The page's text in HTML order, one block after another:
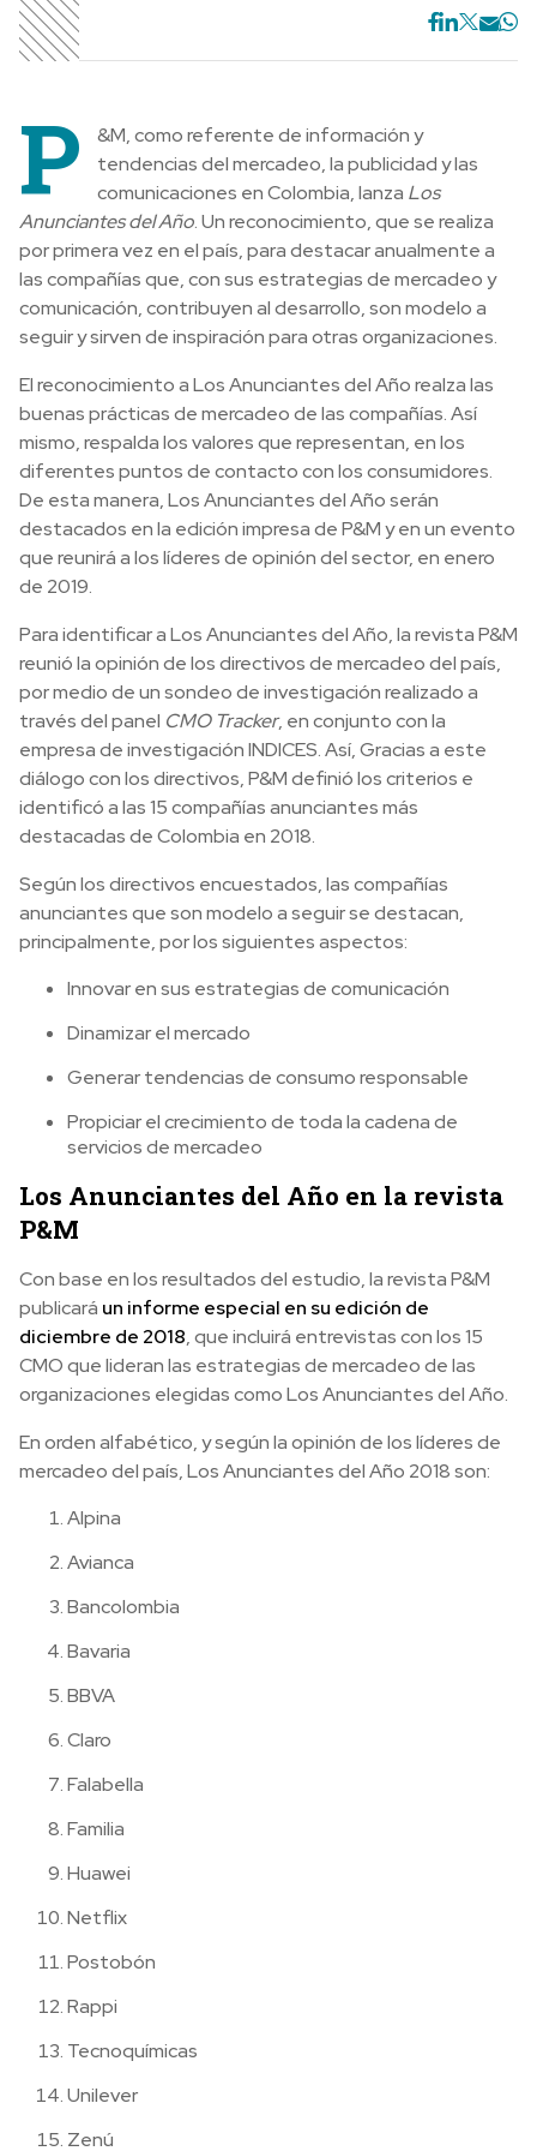
P
&M, como referente de información y
tendencias del mercadeo, la publicidad y las
comunicaciones en Colombia, lanza Los
Anunciantes del Año. Un reconocimiento, que se realiza
por primera vez en el país, para destacar anualmente a
las compañías que, con sus estrategias de mercadeo y
comunicación, contribuyen al desarrollo, son modelo a
seguir y sirven de inspiración para otras organizaciones.
El reconocimiento a Los Anunciantes del Año realza las
buenas prácticas de mercadeo de las compañías. Así
mismo, respalda los valores que representan, en los
diferentes puntos de contacto con los consumidores.
De esta manera, Los Anunciantes del Año serán
destacados en la edición impresa de P&M y en un evento
que reunirá a los líderes de opinión del sector, en enero
de 2019.
Para identificar a Los Anunciantes del Año, la revista P&M
reunió la opinión de los directivos de mercadeo del país,
por medio de un sondeo de investigación realizado a
través del panel CMO Tracker, en conjunto con la
empresa de investigación INDICES. Así, Gracias a este
diálogo con los directivos, P&M definió los criterios e
identificó a las 15 compañías anunciantes más
destacadas de Colombia en 2018.
Según los directivos encuestados, las compañías
anunciantes que son modelo a seguir se destacan,
principalmente, por los siguientes aspectos:
Innovar en sus estrategias de comunicación
Dinamizar el mercado
Generar tendencias de consumo responsable
Propiciar el crecimiento de toda la cadena de
servicios de mercadeo
Los Anunciantes del Año en la revista
P&M
Con base en los resultados del estudio, la revista P&M
publicará un informe especial en su edición de
diciembre de 2018, que incluirá entrevistas con los 15
CMO que lideran las estrategias de mercadeo de las
organizaciones elegidas como Los Anunciantes del Año.
En orden alfabético, y según la opinión de los líderes de
mercadeo del país, Los Anunciantes del Año 2018 son:
Alpina
Avianca
Bancolombia
Bavaria
BBVA
Claro
Falabella
Familia
Huawei
Netflix
Postobón
Rappi
Tecnoquímicas
Unilever
Zenú